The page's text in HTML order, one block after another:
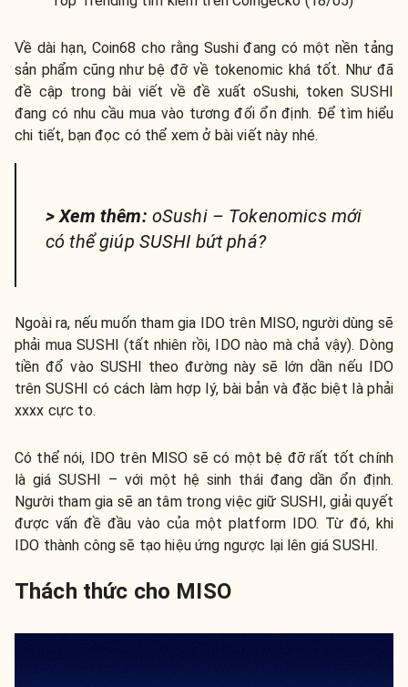
Về dài hạn, Coin68 cho rằng Sushi đang có một nền tảng
sản phẩm cũng như bệ đỡ về tokenomic khá tốt. Như đã
đề cập trong bài viết về đề xuất oSushi, token SUSHI
đang có nhu cầu mua vào tương đối ổn định. Để tìm hiểu
chi tiết, bạn đọc có thể xem ở bài viết này nhé.
> Xem thêm: oSushi – Tokenomics mới
có thể giúp SUSHI bứt phá?
Ngoài ra, nếu muốn tham gia IDO trên MISO, người dùng sẽ
phải mua SUSHI (tất nhiên rồi, IDO nào mà chả vậy). Dòng
tiền đổ vào SUSHI theo đường này sẽ lớn dần nếu IDO
trên SUSHI có cách làm hợp lý, bài bản và đặc biệt là phải
xxxx cực to.
Có thể nói, IDO trên MISO sẽ có một bệ đỡ rất tốt chính
là giá SUSHI – với một hệ sinh thái đang dần ổn định.
Người tham gia sẽ an tâm trong việc giữ SUSHI, giải quyết
được vấn đề đầu vào của một platform IDO. Từ đó, khi
IDO thành công sẽ tạo hiệu ứng ngược lại lên giá SUSHI.
Thách thức cho MISO